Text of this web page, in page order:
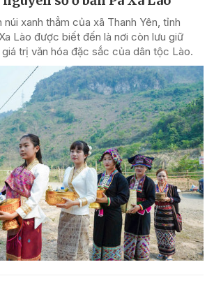
xanh thẳm của xã Thanh Yên, tỉnh
Lào được biết đến là nơi còn lưu giữ
trị văn hóa đặc sắc của dân tộc Lào.